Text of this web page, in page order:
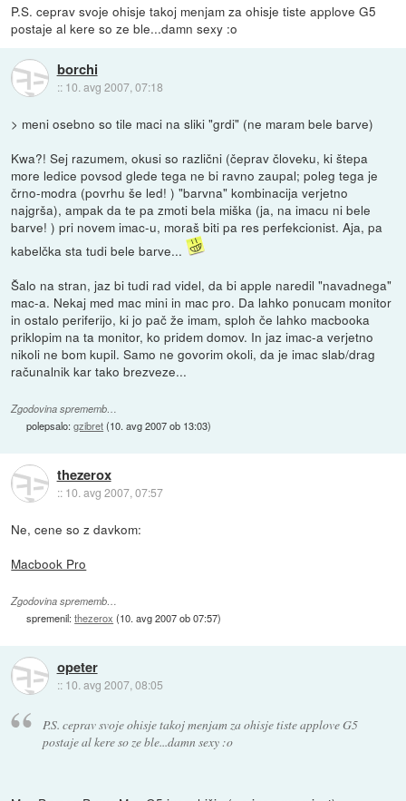
P.S. ceprav svoje ohisje takoj menjam za ohisje tiste applove G5
postaje al kere so ze ble...damn sexy :o
borchi
:: 10. avg 2007, 07:18
> meni osebno so tile maci na sliki "grdi" (ne maram bele barve)
Kwa?! Sej razumem, okusi so različni (čeprav človeku, ki štepa
more ledice povsod glede tega ne bi ravno zaupal; poleg tega je
črno-modra (povrhu še led! ) "barvna" kombinacija verjetno
najgrša), ampak da te pa zmoti bela miška (ja, na imacu ni bele
barve! ) pri novem imac-u, moraš biti pa res perfekcionist. Aja, pa
kabelčka sta tudi bele barve...
Šalo na stran, jaz bi tudi rad videl, da bi apple naredil "navadnega"
mac-a. Nekaj med mac mini in mac pro. Da lahko ponucam monitor
in ostalo periferijo, ki jo pač že imam, sploh če lahko macbooka
priklopim na ta monitor, ko pridem domov. In jaz imac-a verjetno
nikoli ne bom kupil. Samo ne govorim okoli, da je imac slab/drag
računalnik kar tako brezveze...
Zgodovina sprememb…
polepsalo:gzibret(10. avg 2007 ob 13:03)
thezerox
:: 10. avg 2007, 07:57
Ne, cene so z davkom:
Macbook Pro
Zgodovina sprememb…
spremenil:thezerox (10. avg 2007 ob 07:57)
opeter
:: 10. avg 2007, 08:05
P.S. ceprav svoje ohisje takoj menjam za ohisje tiste applove G5
postaje al kere so ze ble...damn sexy :o